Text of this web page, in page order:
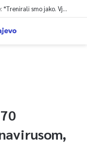
Kapo i Barlov o medaljama iz Hrvatske: “Trenirali smo jako. Vjerovali smo”